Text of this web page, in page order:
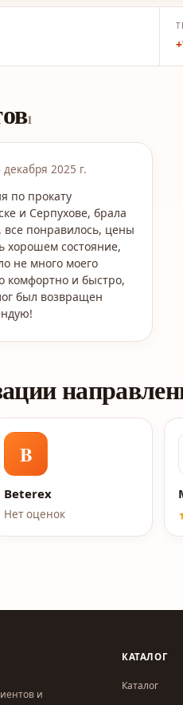
1
декабря 2025 г.
по прокату
и Серпухове, брала
все понравилось, цены
состояние,
не много моего
комфортно и быстро,
был возвращен
B
Beterex
Нет оценок
и
КАТАЛОГ
Каталог